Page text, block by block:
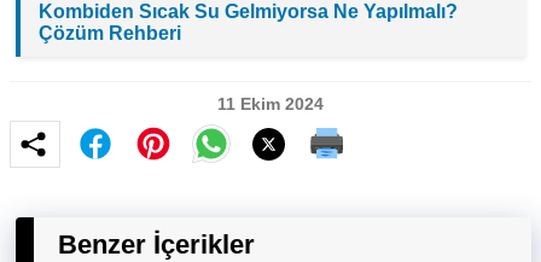
Kombiden Sıcak Su Gelmiyorsa Ne Yapılmalı?
Çözüm Rehberi
11 Ekim 2024
Benzer İçerikler